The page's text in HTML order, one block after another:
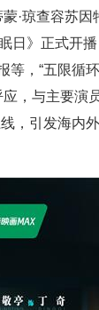
·琼查容苏
日》正式开
等，“五限循
，与主要演
，引发海内外